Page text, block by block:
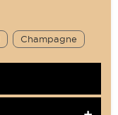
Champagne